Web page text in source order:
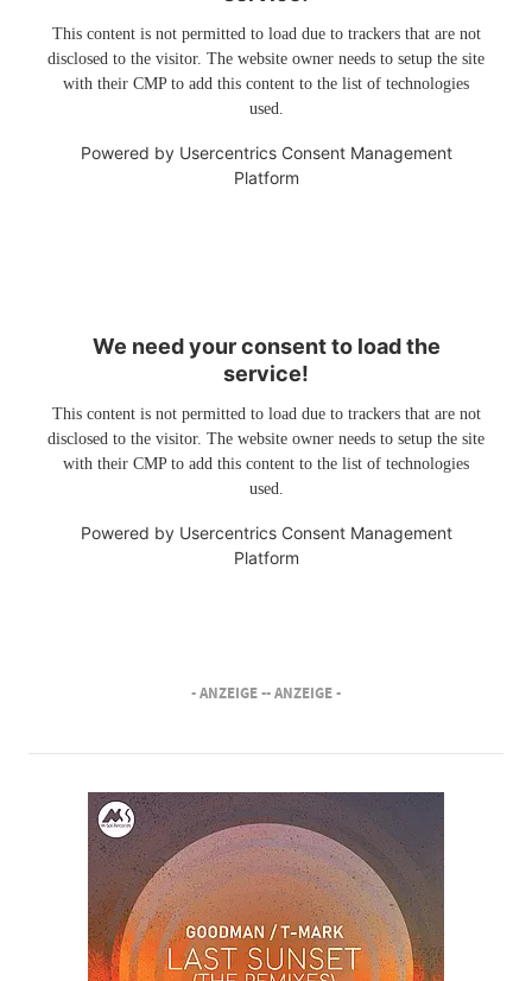
This content is not permitted to load due to trackers that are not
disclosed to the visitor. The website owner needs to setup the site
with their CMP to add this content to the list of technologies
used.
Powered by Usercentrics Consent Management
Platform
We need your consent to load the
service!
This content is not permitted to load due to trackers that are not
disclosed to the visitor. The website owner needs to setup the site
with their CMP to add this content to the list of technologies
used.
Powered by Usercentrics Consent Management
Platform
- ANZEIGE -- ANZEIGE -